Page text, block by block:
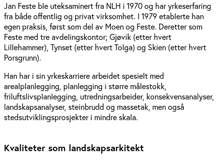
Jan Feste ble uteksaminert fra NLH i 1970 og har yrkeserfaring
fra både offentlig og privat virksomhet. I 1979 etablerte han
egen praksis, først som del av Moen og Feste. Deretter som
Feste med tre avdelingskontor; Gjøvik (etter hvert
Lillehammer), Tynset (etter hvert Tolga) og Skien (etter hvert
Porsgrunn).
Han har i sin yrkeskarriere arbeidet spesielt med
arealplanlegging, planlegging i større målestokk,
friluftslivsplanlegging, utredningsarbeider, konsekvensanalyser,
landskapsanalyser, steinbrudd og massetak, men også
stedsutviklingsprosjekter i mindre skala.
Kvaliteter som landskapsarkitekt